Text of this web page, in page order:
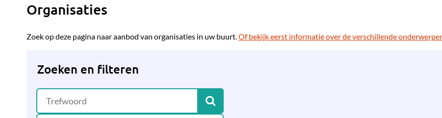
Organisaties
Zoek op deze pagina naar aanbod van organisaties in uw buurt.Of bekijk eerst informatie over de verschillende
Zoeken en filteren